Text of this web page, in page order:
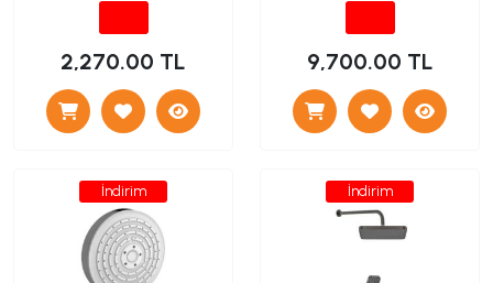
SÜZGECİ 15*15
2,270.00 TL 9,700.00 TL
İndirim İndirim